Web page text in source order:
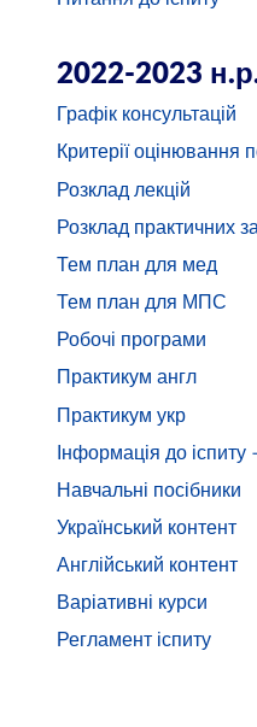
2022-2023
Графік консультацій
Критерії оцінювання
Розклад лекцій
Розклад практичних
Тем план для мед
Тем план для МПС
Робочі програми
Практикум англ
Практикум укр
Інформація до
Навчальні посібники
Український контент
Англійський контент
Варіативні курси
Регламент іспиту